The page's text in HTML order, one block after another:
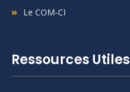
Le COM-CI
Ressources Utiles